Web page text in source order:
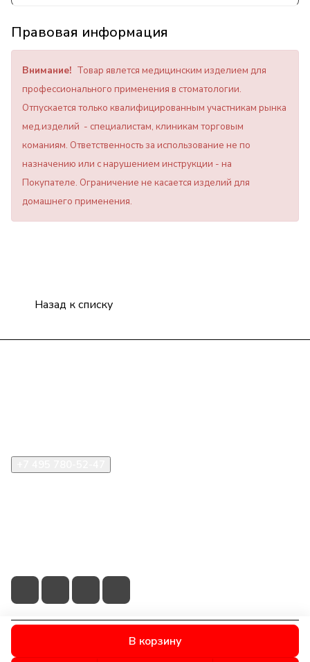
В корзину
Правовая информация
Внимание! Товар явлется медицинским изделием для
профессионального применения в стоматологии.
Отпускается только квалифицированным участникам рынка
мед.изделий - специалистам, клиникам торговым
команиям. Ответственность за использование не по
назначению или с нарушением инструкции - на
Покупателе. Ограничение не касается изделий для
домашнего применения.
Назад к списку
© 2026 © S.T.I. Dent - Яркие решения